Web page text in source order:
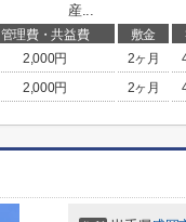
産...
管理費・共益費 敷金
2,000円 2ヶ月
2,000円 2ヶ月